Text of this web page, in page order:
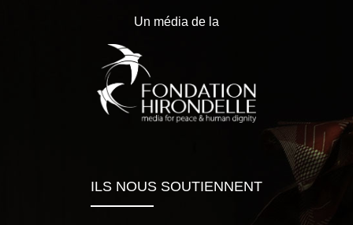
Un média de la
ILS NOUS SOUTIENNENT